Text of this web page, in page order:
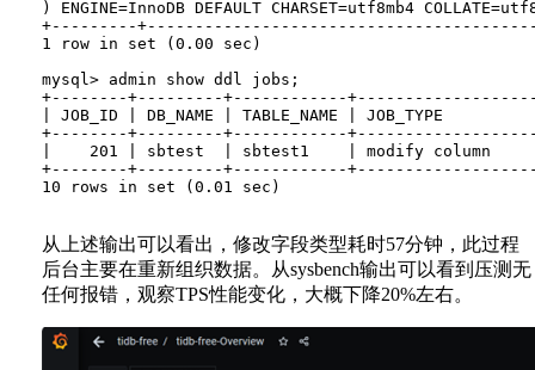
) ENGINE=InnoDB DEFAULT CHARSET=utf8mb4
+---------
1 row in set (0.00 sec)
mysql> admin show ddl jobs;
+--------+---------+------------
| JOB_ID | DB_NAME | TABLE_NAME | JOB_TYPE
+--------+---------+------------
|    201 | sbtest  | sbtest1    | modify column
+--------+---------+------------
10 rows in set (0.01 sec)
从上述输出可以看出，修改字段类型耗时57分钟，此过程
后台主要在重新组织数据。从sysbench输出可以看到压测无
任何报错，观察TPS性能变化，大概下降20%左右。